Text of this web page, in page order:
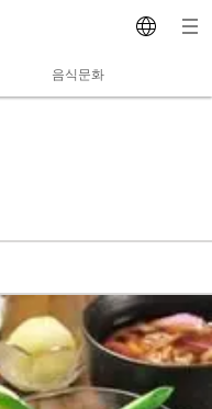
음식문화